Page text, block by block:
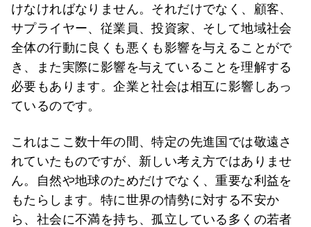
けなければなりません。それだけでなく、顧客、
サプライヤー、従業員、投資家、そして地域社会
全体の行動に良くも悪くも影響を与えることがで
き、また実際に影響を与えていることを理解する
必要もあります。企業と社会は相互に影響しあっ
ているのです。
これはここ数十年の間、特定の先進国では敬遠さ
れていたものですが、新しい考え方ではありませ
ん。自然や地球のためだけでなく、重要な利益を
もたらします。特に世界の情勢に対する不安か
ら、社会に不満を持ち、孤立している多くの若者